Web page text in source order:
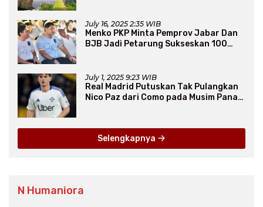
July 16, 2025 2:35 WIB
Menko PKP Minta Pemprov Jabar Dan
BJB Jadi Petarung Sukseskan 100
July 1, 2025 9:23 WIB
Real Madrid Putuskan Tak Pulangkan
Nico Paz dari Como pada Musim Panas
Selengkapnya
N Humaniora